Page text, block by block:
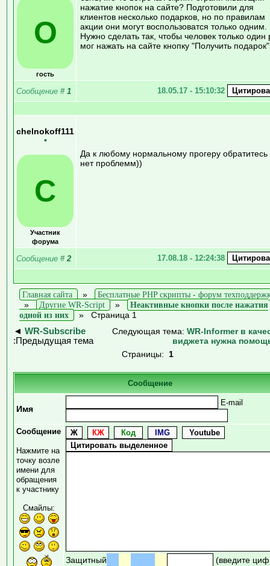
О
гость
нажатие кнопок на сайте? Подготовили для
клиентов несколько подарков, но по правилам
акции они могут воспользоватся только одним.
Нужно сделать так, чтобы человек только один
мог нажать на сайте кнопку "Получить
Сообщение # 1 18.05.17 - 15:10:32
chelnokoff111
•
C
Участник
форума
Да к любому нормальному прогеру обратитесь
нет проблемм))
Сообщение # 2 17.08.18 - 12:24:38
Главная сайта »
Бесплатные PHP скрипты - форум
»
Другие WR-Script »
Неактивные кнопки после нажатия
одной из них
» Страница 1
◄ WR-Subscribe
:Предыдущая тема
Следующая тема: WR-Informer в
виджета нужна
Страницы: 1
Сообщение
Имя
E-mail
Сообщение
Нажмите на
точку возле
имени для
обращения
к участнику
Смайлы:
Защитный
(введите